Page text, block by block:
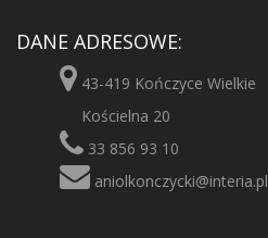
DANE ADRESOWE:
43-419 Kończyce Wielkie
Kościelna 20
33 856 93 10
aniolkonczycki@interia.pl